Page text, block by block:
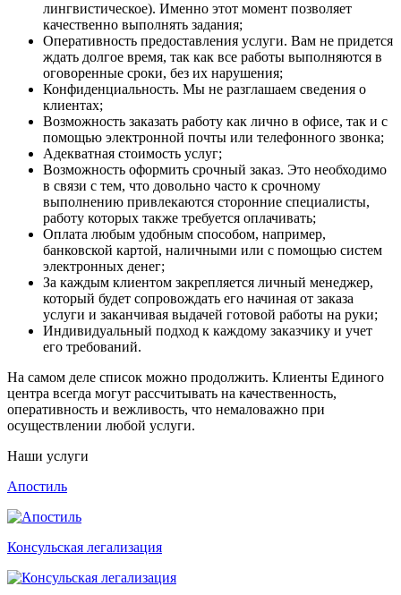
лингвистическое). Именно этот момент позволяет
качественно выполнять задания;
Оперативность предоставления услуги. Вам не придется
ждать долгое время, так как все работы выполняются в
оговоренные сроки, без их нарушения;
Конфиденциальность. Мы не разглашаем сведения о
клиентах;
Возможность заказать работу как лично в офисе, так и с
помощью электронной почты или телефонного звонка;
Адекватная стоимость услуг;
Возможность оформить срочный заказ. Это необходимо
в связи с тем, что довольно часто к срочному
выполнению привлекаются сторонние специалисты,
работу которых также требуется оплачивать;
Оплата любым удобным способом, например,
банковской картой, наличными или с помощью систем
электронных денег;
За каждым клиентом закрепляется личный менеджер,
который будет сопровождать его начиная от заказа
услуги и заканчивая выдачей готовой работы на руки;
Индивидуальный подход к каждому заказчику и учет
его требований.
На самом деле список можно продолжить. Клиенты Единого
центра всегда могут рассчитывать на качественность,
оперативность и вежливость, что немаловажно при
осуществлении любой услуги.
Наши услуги
Апостиль
Консульская легализация